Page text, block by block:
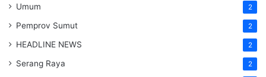
Umum 2
Pemprov Sumut 2
HEADLINE NEWS 2
Serang Raya 2